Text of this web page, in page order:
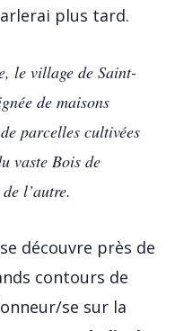
plus tard.
le village de Saint-
de maisons
parcelles cultivées
vaste Bois de
l’autre.
se découvre près de
contours de
se sur la